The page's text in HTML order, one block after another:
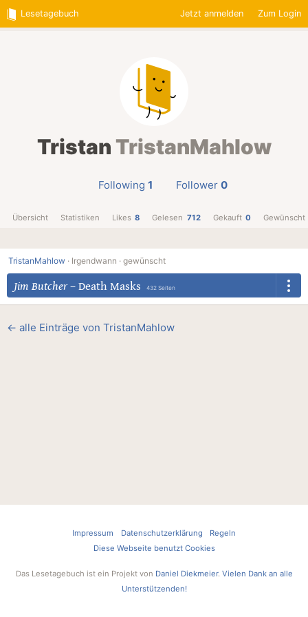
Lesetagebuch Jetzt anmelden Zum Login
Tristan TristanMahlow
Following 1 Follower 0
Übersicht Statistiken Likes 8 Gelesen 712 Gekauft 0 Gewünscht
TristanMahlow · Irgendwann · gewünscht
Jim Butcher– Death Masks 432 Seiten
← alle Einträge von TristanMahlow
Impressum Datenschutzerklärung
Regeln
Diese Webseite benutzt Cookies
Das Lesetagebuch ist ein Projekt von Daniel Diekmeier. Vielen Dank an alle
Unterstützenden!